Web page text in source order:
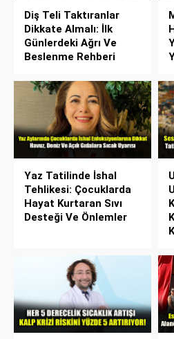
Diş Teli Taktıranlar
Dikkate Almalı: İlk
Günlerdeki Ağrı Ve
Beslenme Rehberi
Yaz Tatilinde İshal
Tehlikesi: Çocuklarda
Hayat Kurtaran Sıvı
Desteği Ve Önlemler